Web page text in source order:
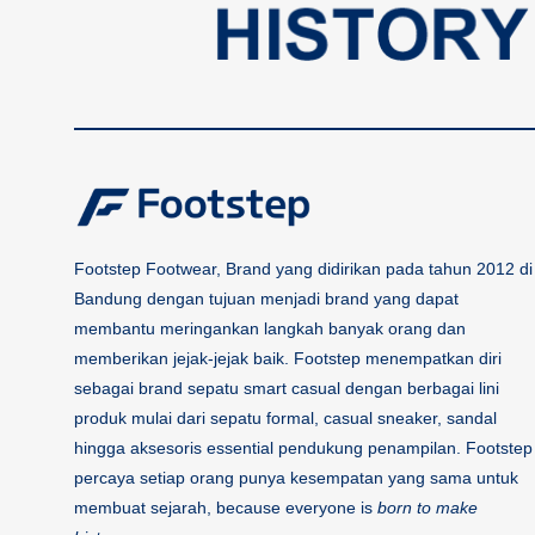
Footstep Footwear, Brand yang didirikan pada tahun 2012 di
Bandung dengan tujuan menjadi brand yang dapat
membantu meringankan langkah banyak orang dan
memberikan jejak-jejak baik. Footstep menempatkan diri
sebagai brand sepatu smart casual dengan berbagai lini
produk mulai dari sepatu formal, casual sneaker, sandal
hingga aksesoris essential pendukung penampilan. Footstep
percaya setiap orang punya kesempatan yang sama untuk
membuat sejarah, because everyone is born to make